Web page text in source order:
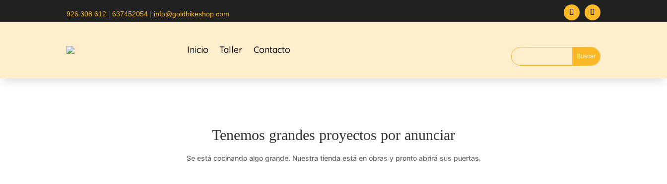
926 308 612 |637452054 | info@goldbikeshop.com
Inicio Taller Contacto
Tenemos grandes proyectos por anunciar
Se está cocinando algo grande. Nuestra tienda está en obras y pronto abrirá sus puertas.